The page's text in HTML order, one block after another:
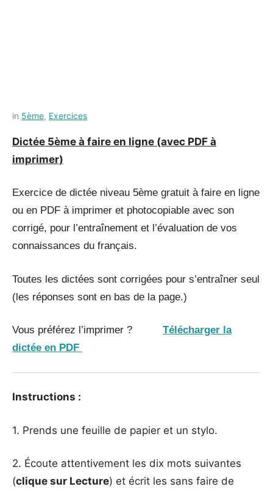
Posted
12
juillet
by
rapide
in 5ème, Exercices
Dictée 5ème à faire en ligne (avec PDF à
imprimer)
Exercice de dictée niveau 5ème gratuit à faire en ligne
ou en PDF à imprimer et photocopiable avec son
corrigé, pour l’entraînement et l’évaluation de vos
connaissances du français.
Toutes les dictées sont corrigées pour s’entraîner seul
(les réponses sont en bas de la page.)
Vous préférez l’imprimer ? Télécharger la
dictée en PDF
Instructions :
1. Prends une feuille de papier et un stylo.
2. Écoute attentivement les dix mots suivantes
(clique sur Lecture) et écrit les sans faire de